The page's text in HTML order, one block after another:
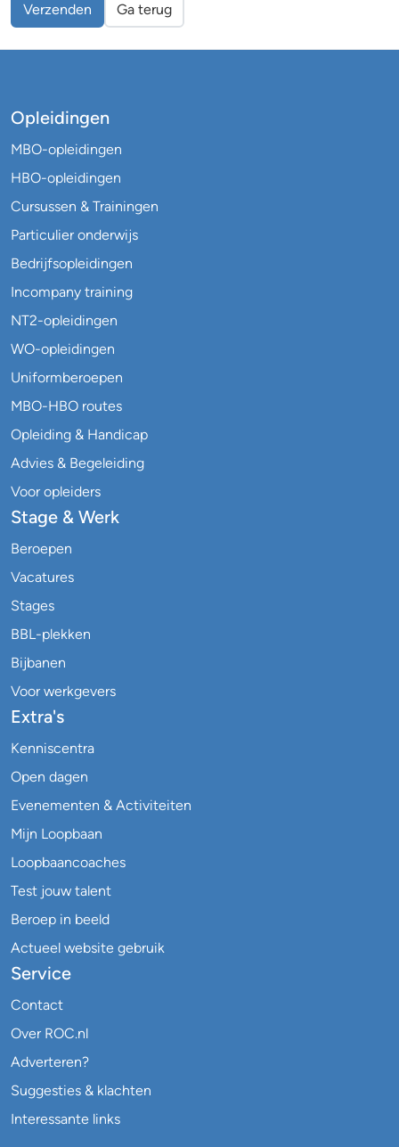
Verzenden Ga terug
Opleidingen
MBO-opleidingen
HBO-opleidingen
Cursussen & Trainingen
Particulier onderwijs
Bedrijfsopleidingen
Incompany training
NT2-opleidingen
WO-opleidingen
Uniformberoepen
MBO-HBO routes
Opleiding & Handicap
Advies & Begeleiding
Voor opleiders
Stage & Werk
Beroepen
Vacatures
Stages
BBL-plekken
Bijbanen
Voor werkgevers
Extra's
Kenniscentra
Open dagen
Evenementen & Activiteiten
Mijn Loopbaan
Loopbaancoaches
Test jouw talent
Beroep in beeld
Actueel website gebruik
Service
Contact
Over ROC.nl
Adverteren?
Suggesties & klachten
Interessante links